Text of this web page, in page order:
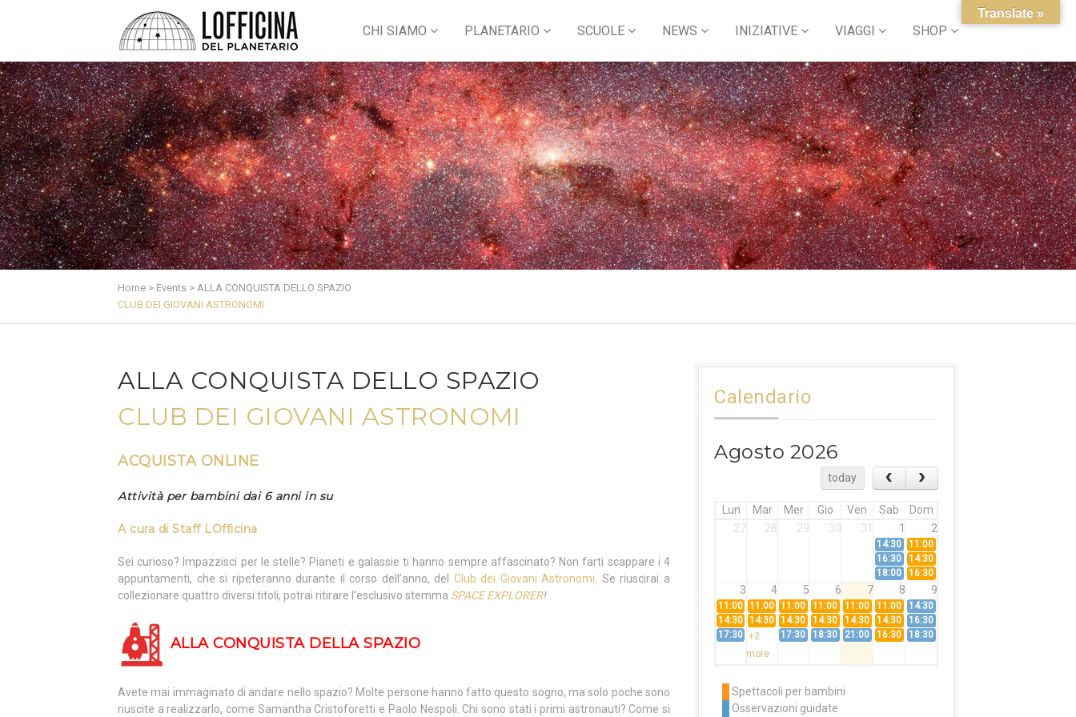
CHI SIAMO PLANETARIO SCUOLE NEWS INIZIATIVE VIAGGI SHOP
Home > Events > ALLA CONQUISTA DELLO SPAZIO
CLUB DEI GIOVANI ASTRONOMI
ALLA CONQUISTA DELLO SPAZIO
CLUB DEI GIOVANI ASTRONOMI
ACQUISTA ONLINE
Attività per bambini dai 6 anni in su
A cura di Staff LOfficina
Sei curioso? Impazzisci per le stelle? Pianeti e galassie ti hanno sempre affascinato? Non farti scappare i 4
appuntamenti, che si ripeteranno durante il corso dell’anno, del Club dei Giovani Astronomi . Se riuscirai a
collezionare quattro diversi titoli, potrai ritirare l’esclusivo stemma SPACE EXPLORER!
ALLA CONQUISTA DELLA SPAZIO
Avete mai immaginato di andare nello spazio? Molte persone hanno fatto questo sogno, ma solo poche sono
riuscite a realizzarlo, come Samantha Cristoforetti e Paolo Nespoli. Chi sono stati i primi astronauti? Come si
Calendario
Agosto 2026
today
Lun Mar Mer Gio Ven Sab
Dom
27
28 29 30 31 1 2
14:30
11:00
16:30
14:30
18:00
16:30
3 4 5 6 7 8 9
11:00 11:00 11:00 11:00 11:00 11:00
14:30
14:30 14:30 14:30 14:30 14:30 14:30
16:30
17:30 +2
more
17:30 18:30 21:00 16:30 18:30
11:00
14:30
Spettacoli per bambini
Osservazioni guidate
Translate »